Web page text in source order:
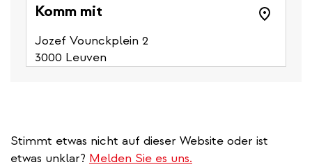
Komm mit
Jozef Vounckplein 2
3000 Leuven
Stimmt etwas nicht auf dieser Website oder ist
etwas unklar? Melden Sie es uns.